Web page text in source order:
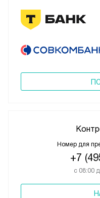
Номер для
+7
с 08:00